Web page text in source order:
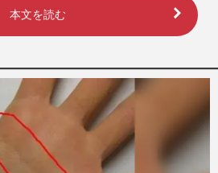
本文を読む